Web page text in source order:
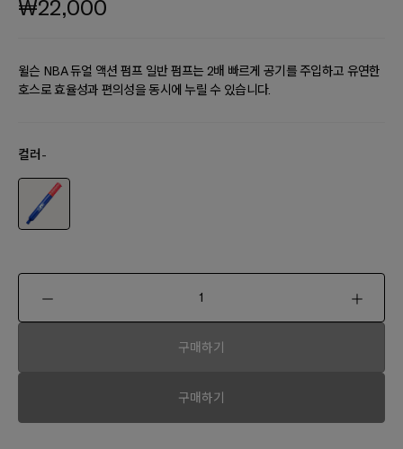
₩22,000
윌슨 NBA 듀얼 액션 펌프 일반 펌프는 2배 빠르게 공기를 주입하고 유연한
호스로 효율성과 편의성을 동시에 누릴 수 있습니다.
컬러 -
구매하기
구매하기